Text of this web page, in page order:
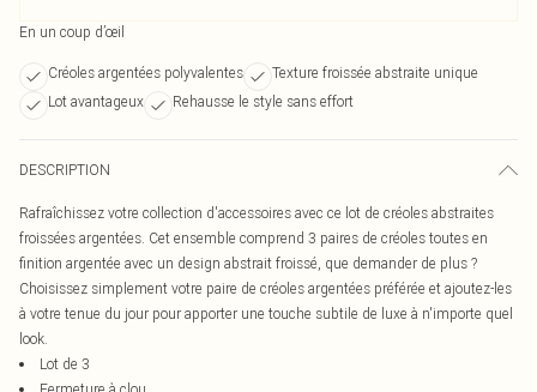
En un coup d’œil
Créoles argentées polyvalentes
Texture froissée abstraite unique
Lot avantageux
Rehausse le style sans effort
DESCRIPTION
Rafraîchissez votre collection d'accessoires avec ce lot de créoles abstraites
froissées argentées. Cet ensemble comprend 3 paires de créoles toutes en
finition argentée avec un design abstrait froissé, que demander de plus ?
Choisissez simplement votre paire de créoles argentées préférée et ajoutez-les
à votre tenue du jour pour apporter une touche subtile de luxe à n'importe quel
look.
Lot de 3